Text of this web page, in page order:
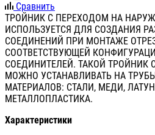
Сравнить
ТРОЙНИК С ПЕРЕХОДОМ НА
ИСПОЛЬЗУЕТСЯ ДЛЯ СОЗДАНИЯ
СОЕДИНЕНИЙ ПРИ МОНТАЖЕ
СООТВЕТСТВУЮЩЕЙ
СОЕДИНИТЕЛЕЙ. ТАКОЙ ТРОЙНИК
МОЖНО УСТАНАВЛИВАТЬ НА
МАТЕРИАЛОВ: СТАЛИ, МЕДИ,
МЕТАЛЛОПЛАСТИКА.
Характеристики